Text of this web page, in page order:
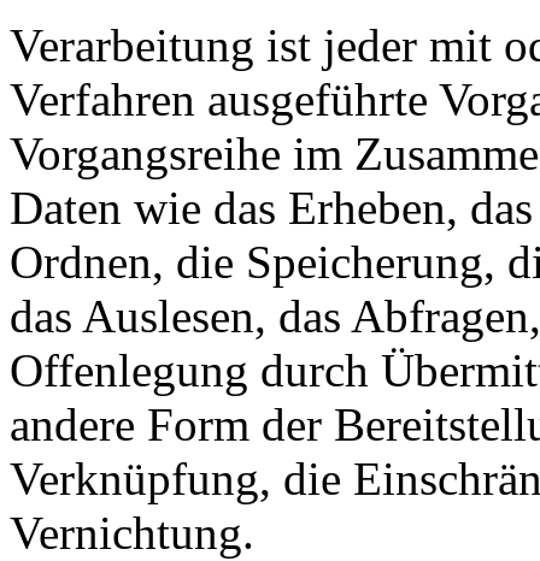
Verarbeitung ist jeder mit
Verfahren ausgeführte
Vorgangsreihe im
Daten wie das Erheben,
Ordnen, die Speicherung,
das Auslesen, das
Offenlegung durch
andere Form der
Verknüpfung, die
Vernichtung.